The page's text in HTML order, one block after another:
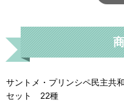
サントメ・プリンシペ民主
セット 22種